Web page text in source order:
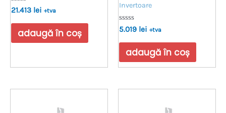
Evaluat
0
din
21.413 lei +tva
adaugă în coș
Invertoare
Evaluat
0
din
5.019 lei +tva
adaugă în coș